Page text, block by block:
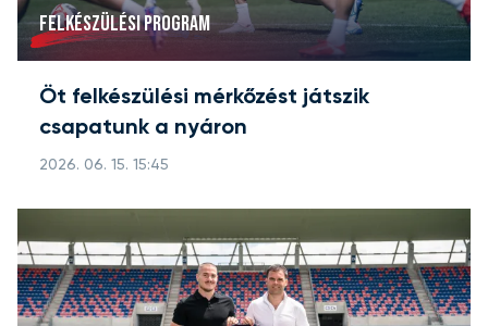
FELKÉSZÜLÉSI PROGRAM
Öt felkészülési mérkőzést játszik
csapatunk a nyáron
2026. 06. 15. 15:45